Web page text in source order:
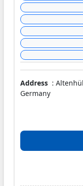
Address :
Germany